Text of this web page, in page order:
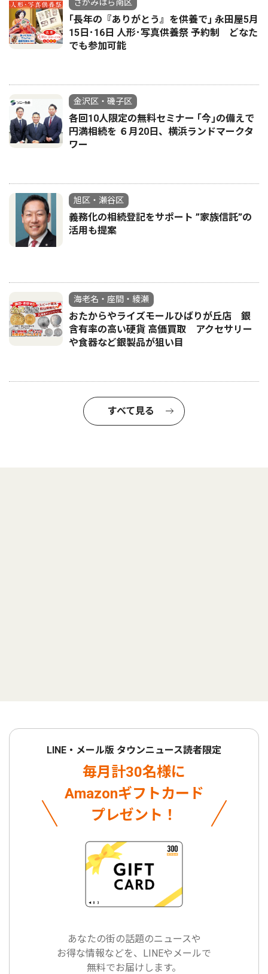
さがみはら南区
｢長年の『ありがとう』を供養で｣ 永田屋5月
15日･16日 人形･写真供養祭 予約制 どなた
でも参加可能
金沢区・磯子区
各回10人限定の無料セミナー ｢今｣の備えで
円満相続を ６月20日、横浜ランドマークタ
ワー
旭区・瀬谷区
義務化の相続登記をサポート ”家族信託”の
活用も提案
海老名・座間・綾瀬
おたからやライズモールひばりが丘店 銀
含有率の高い硬貨 高価買取 アクセサリー
や食器など銀製品が狙い目
すべて見る
LINE・メール版 タウンニュース読者限定
毎月計30名様に
Amazonギフトカード
プレゼント！
あなたの街の話題のニュースや
お得な情報などを、LINEやメールで
無料でお届けします。